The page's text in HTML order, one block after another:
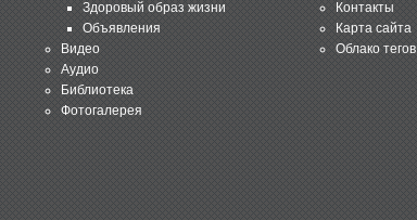
Здоровый образ жизни
Объявления
Видео
Аудио
Библиотека
Фотогалерея
Контакты
Карта сайта
Облако тегов